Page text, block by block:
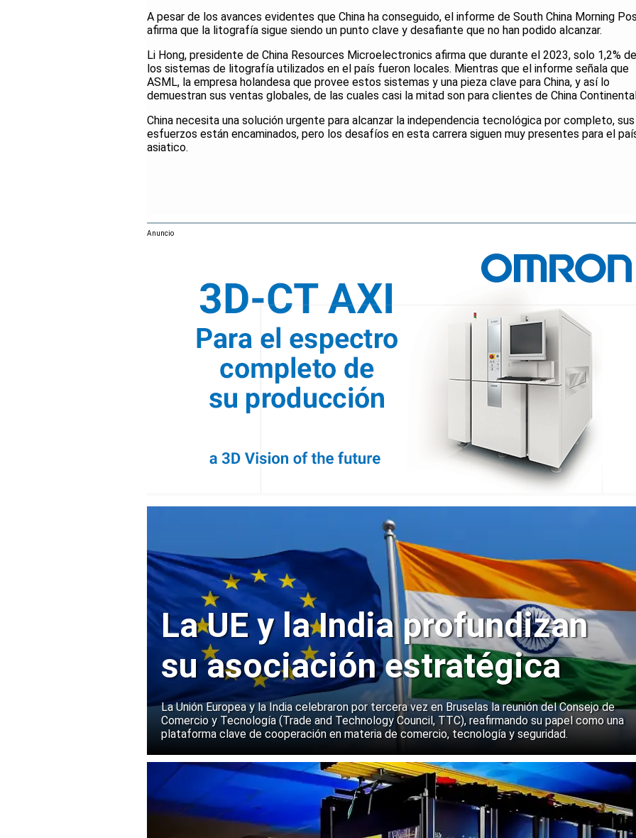
A pesar de los avances evidentes que China ha conseguido, el informe de South China Morning
afirma que la litografía sigue siendo un punto clave y desafiante que no han podido alcanzar.
Li Hong, presidente de China Resources Microelectronics afirma que durante el 2023, solo 1,2% de
los sistemas de litografía utilizados en el país fueron locales. Mientras que el informe señala que
ASML, la empresa holandesa que provee estos sistemas y una pieza clave para China, y así lo
demuestran sus ventas globales, de las cuales casi la mitad son para clientes de China
China necesita una solución urgente para alcanzar la independencia tecnológica por completo, sus
esfuerzos están encaminados, pero los desafíos en esta carrera siguen muy presentes para el
asiatico.
Anuncio
La UE y la India profundizan
su asociación estratégica
La Unión Europea y la India celebraron por tercera vez en Bruselas la reunión del Consejo de
Comercio y Tecnología (Trade and Technology Council, TTC), reafirmando su papel como una
plataforma clave de cooperación en materia de comercio, tecnología y seguridad.